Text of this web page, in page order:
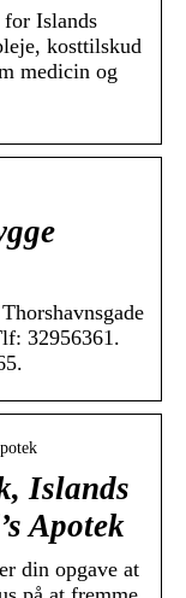
Islands
kosttilskud
medicin og
32956361.
Islands
Apotek
din opgave at